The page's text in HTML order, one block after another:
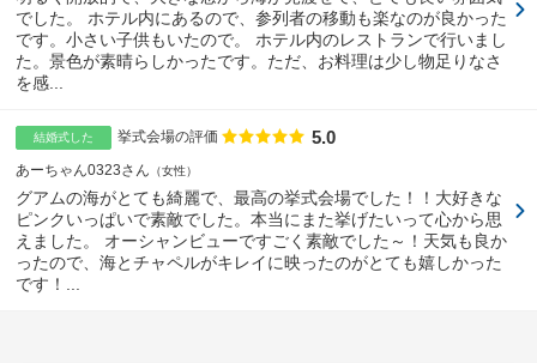
でした。 ホテル内にあるので、参列者の移動も楽なのが良かった
です。小さい子供もいたので。 ホテル内のレストランで行いまし
た。景色が素晴らしかったです。ただ、お料理は少し物足りなさ
を感...
結婚式した 挙式会場の評価 点数
5.0
あーちゃん0323さん 女性
グアムの海がとても綺麗で、最高の挙式会場でした！！大好きな
ピンクいっぱいで素敵でした。本当にまた挙げたいって心から思
えました。 オーシャンビューですごく素敵でした～！天気も良か
ったので、海とチャペルがキレイに映ったのがとても嬉しかった
です！...